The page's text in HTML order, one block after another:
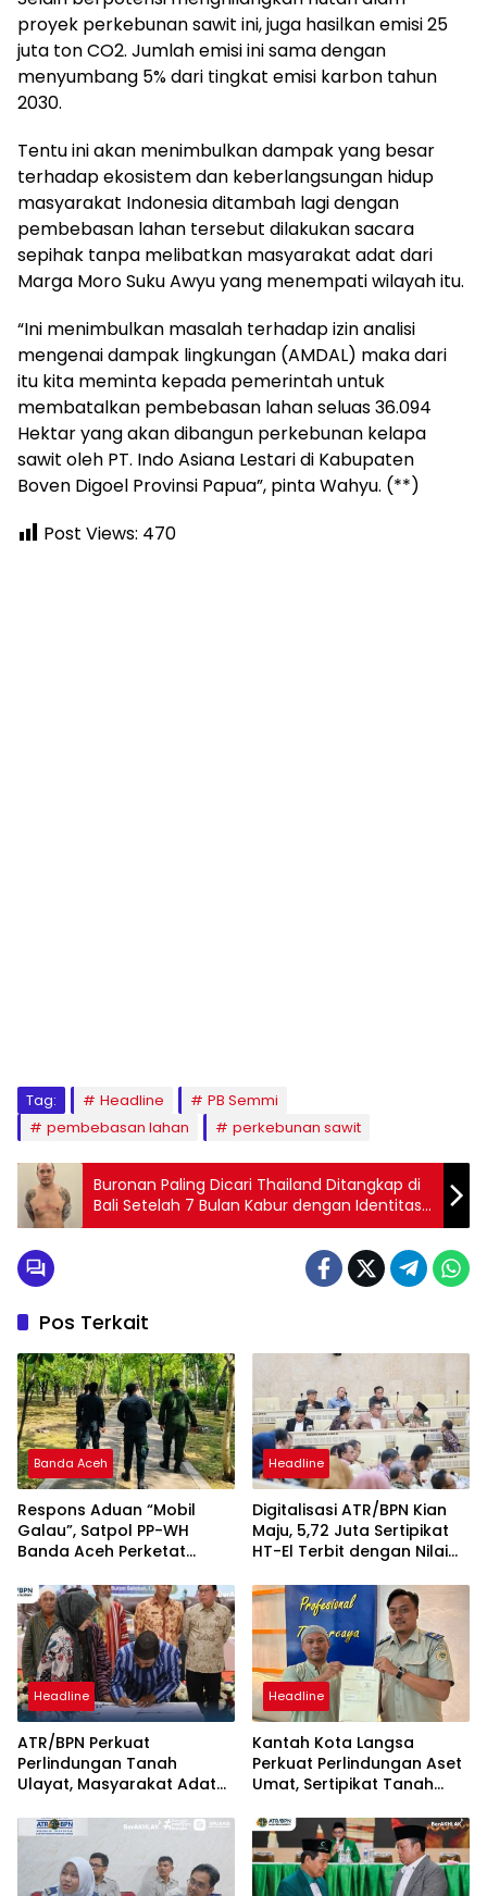
proyek perkebunan sawit ini, juga hasilkan emisi 25
juta ton CO2. Jumlah emisi ini sama dengan
menyumbang 5% dari tingkat emisi karbon tahun
2030.
Tentu ini akan menimbulkan dampak yang besar
terhadap ekosistem dan keberlangsungan hidup
masyarakat Indonesia ditambah lagi dengan
pembebasan lahan tersebut dilakukan sacara
sepihak tanpa melibatkan masyarakat adat dari
Marga Moro Suku Awyu yang menempati wilayah itu.
“Ini menimbulkan masalah terhadap izin analisi
mengenai dampak lingkungan (AMDAL) maka dari
itu kita meminta kepada pemerintah untuk
membatalkan pembebasan lahan seluas 36.094
Hektar yang akan dibangun perkebunan kelapa
sawit oleh PT. Indo Asiana Lestari di Kabupaten
Boven Digoel Provinsi Papua”, pinta Wahyu. (**)
Post Views: 470
Tag: Headline
PB Semmi
pembebasan lahan
perkebunan sawit
Buronan Paling Dicari Thailand Ditangkap di
Bali Setelah 7 Bulan Kabur dengan Identitas
Palsu
Pos Terkait
Banda Aceh
Respons Aduan “Mobil
Galau”, Satpol PP-WH
Banda Aceh Perketat
Tibang
Headline
Digitalisasi ATR/BPN Kian
Maju, 5,72 Juta Sertipikat
HT-El Terbit dengan Nilai
Headline
ATR/BPN Perkuat
Perlindungan Tanah
Ulayat, Masyarakat Adat
Tanpa Paksaan Sertipikasi
Headline
Kantah Kota Langsa
Perkuat Perlindungan Aset
Umat, Sertipikat Tanah
Gampong Karang Anyar